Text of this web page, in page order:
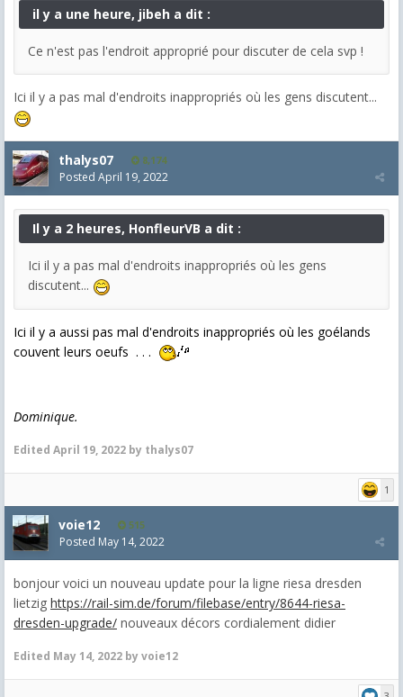
il y a une heure, jibeh a dit :
Ce n'est pas l'endroit approprié pour discuter de cela svp !
Ici il y a pas mal d'endroits inappropriés où les gens discutent...
thalys07 8,174
Posted April 19, 2022
Il y a 2 heures, HonfleurVB a dit :
Ici il y a pas mal d'endroits inappropriés où les gens
discutent...
Ici il y a aussi pas mal d'endroits inappropriés où les goélands
couvent leurs oeufs . . .
Dominique.
Edited April 19, 2022 by thalys07
1
voie12 515
Posted May 14, 2022
bonjour voici un nouveau update pour la ligne riesa dresden
lietzig https://rail-sim.de/forum/filebase/entry/8644-riesa-
dresden-upgrade/ nouveaux décors cordialement didier
Edited May 14, 2022 by voie12